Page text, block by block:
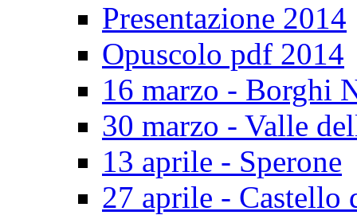
Presentazione 2014
Opuscolo pdf 2014
16 marzo - Borghi
30 marzo - Valle
13 aprile - Sperone
27 aprile - Castello